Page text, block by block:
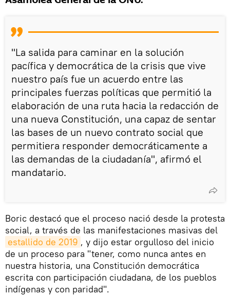
"La salida para caminar en la solución
pacífica y democrática de la crisis que vive
nuestro país fue un acuerdo entre las
principales fuerzas políticas que permitió la
elaboración de una ruta hacia la redacción de
una nueva Constitución, una capaz de sentar
las bases de un nuevo contrato social que
permitiera responder democráticamente a
las demandas de la ciudadanía", afirmó el
mandatario.
Boric destacó que el proceso nació desde la protesta
social, a través de las manifestaciones masivas del
estallido de 2019 , y dijo estar orgulloso del inicio
de un proceso para "tener, como nunca antes en
nuestra historia, una Constitución democrática
escrita con participación ciudadana, de los pueblos
indígenas y con paridad".